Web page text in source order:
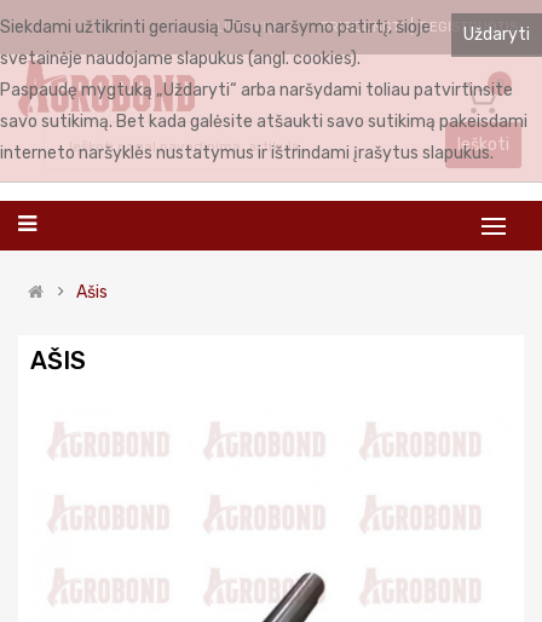
LIETUVIŲ PRISIJUNGTI REGISTRUOTIS
0
Ieškoti
Ašis
AŠIS
Uždaryti
Siekdami užtikrinti geriausią Jūsų naršymo patirtį, šioje
svetainėje naudojame slapukus (angl. cookies).
Paspaudę mygtuką „Uždaryti“ arba naršydami toliau patvirtinsite
savo sutikimą. Bet kada galėsite atšaukti savo sutikimą pakeisdami
interneto naršyklės nustatymus ir ištrindami įrašytus slapukus.